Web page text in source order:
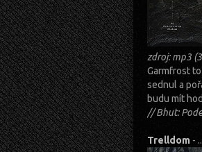
zdroj: mp3
Garmfrost
sednul a
budu mít
// Bhut:
Trelldom -